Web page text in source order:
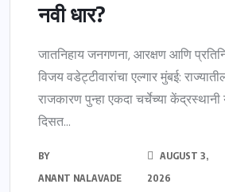
नवी धार?
जातनिहाय जनगणना, आरक्षण आणि
विजय वडेट्टीवारांचा एल्गार मुंबई:
राजकारण पुन्हा एकदा चर्चेच्या केंद्रस्थानी
दिसत...
BY
ANANT NALAVADE
AUGUST 3,
2026